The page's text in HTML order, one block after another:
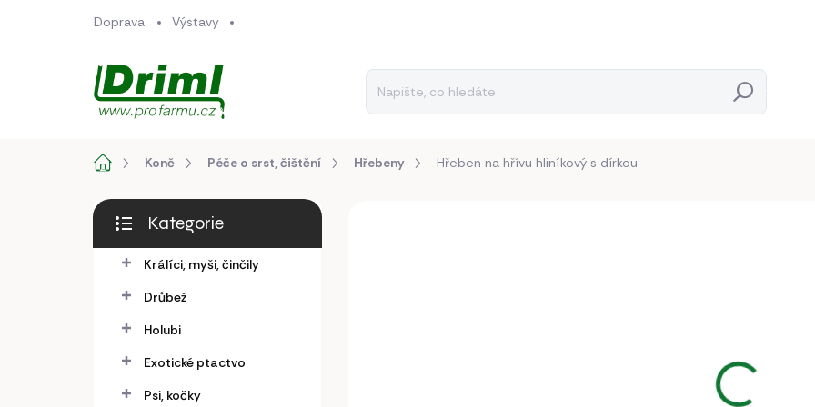
Doprava Výstavy
Hledat
DomůKoně Péče o srst, čištění Hřebeny Hřeben na hřívu hliníkový s dírkou
P
s
Přeskočit
kategorie
Kategorie
Králíci, myši, činčily
Drůbež
Holubi
Exotické ptactvo
Psi, kočky